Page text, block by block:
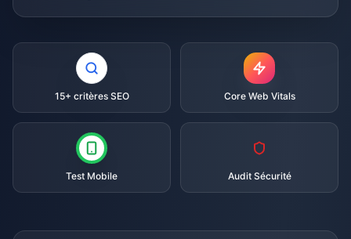
15+ critères SEO Core Web Vitals
Test Mobile Audit Sécurité